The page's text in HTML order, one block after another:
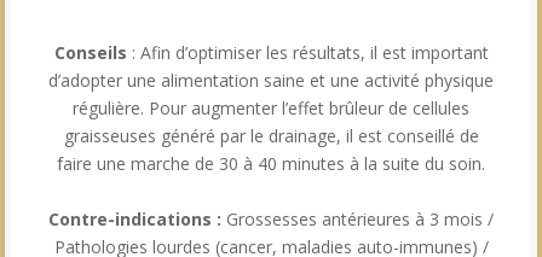
Conseils : Afin d’optimiser les résultats, il est important
d’adopter une alimentation saine et une activité physique
régulière. Pour augmenter l’effet brûleur de cellules
graisseuses généré par le drainage, il est conseillé de
faire une marche de 30 à 40 minutes à la suite du soin.
Contre-indications : Grossesses antérieures à 3 mois /
Pathologies lourdes (cancer, maladies auto-immunes) /